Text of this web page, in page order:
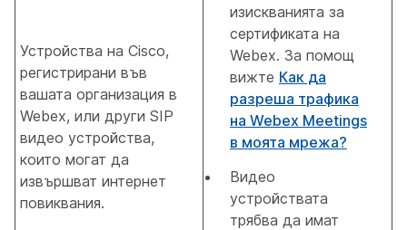
Устройства на Cisco,
регистрирани във
вашата организация в
Webex, или други SIP
видео устройства,
които могат да
извършват интернет
повиквания.
изискванията за
сертификата на
Webex. За помощ
вижте Как да
разреша трафика
на Webex Meetings
в моята мрежа?
Видео
устройствата
трябва да имат